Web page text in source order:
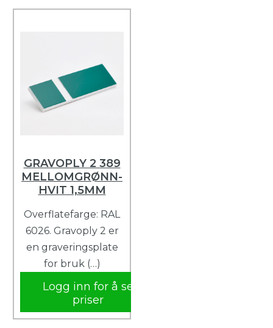
GRAVOPLY 2 389
MELLOMGRØNN-
HVIT 1,5MM
Overflatefarge: RAL
6026. Gravoply 2 er
en graveringsplate
for bruk (…)
Logg inn for å se
priser